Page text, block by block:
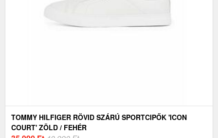
TOMMY HILFIGER RÖVID SZÁRÚ SPORTCIPŐK 'ICON
COURT' ZÖLD / FEHÉR